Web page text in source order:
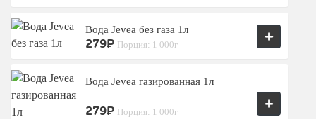
Вода Jevea без газа 1л
279₽ Порция: 1 000г +
Вода Jevea газированная 1л
279₽ Порция: 1 000г +